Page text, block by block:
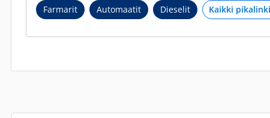
Farmarit Automaatit Dieselit